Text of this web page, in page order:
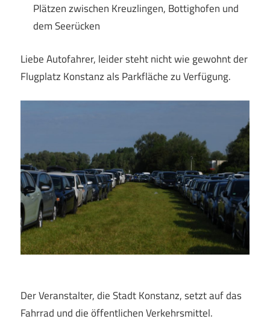
Plätzen zwischen Kreuzlingen, Bottighofen und
dem Seerücken
Liebe Autofahrer, leider steht nicht wie gewohnt der
Flugplatz Konstanz als Parkfläche zu Verfügung.
Der Veranstalter, die Stadt Konstanz, setzt auf das
Fahrrad und die öffentlichen Verkehrsmittel.